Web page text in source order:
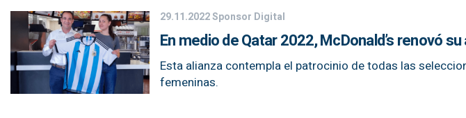
29.11.2022Sponsor Digital
En medio de Qatar 2022, McDonald’s renovó
Esta alianza contempla el patrocinio de todas las
femeninas.